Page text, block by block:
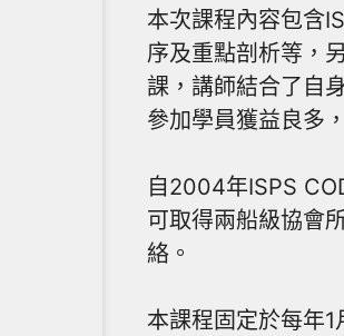
本次課程內容包含
序及重點剖析等，
課，講師結合了自
參加學員獲益良多
自2004年ISPS
可取得兩船級協會
絡。
本課程固定於每年